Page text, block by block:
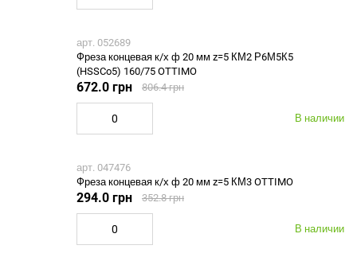
арт. 052689
Фреза концевая к/х ф 20 мм z=5 КМ2 Р6М5К5
(HSSCo5) 160/75 OTTIMO
В наличии
672.0 грн 806.4 грн
арт. 047476
Фреза концевая к/х ф 20 мм z=5 КМ3 OTTIMO
В наличии
294.0 грн 352.8 грн